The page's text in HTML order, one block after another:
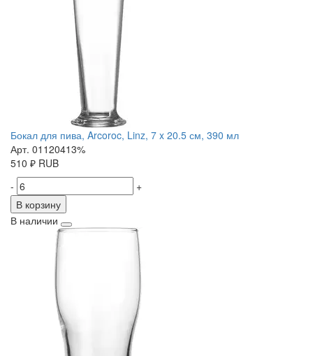
Бокал для пива, Arcoroc, Linz, 7 x 20.5 см, 390 мл
Арт. 01120413%
510 ₽ RUB
-
+
В корзину
В наличии